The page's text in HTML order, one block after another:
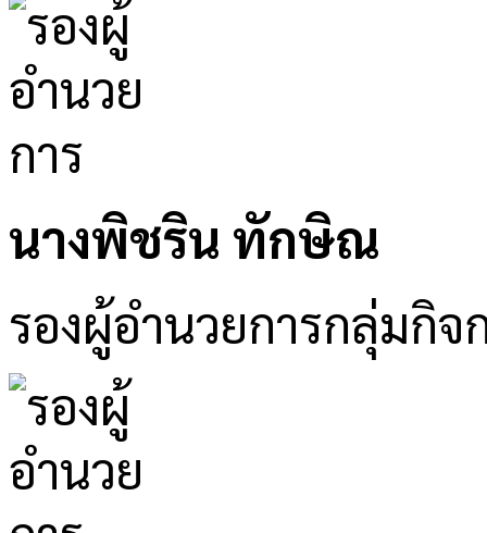
นางพิชริน ทักษิณ
รองผู้อำนวยการกลุ่มกิจ